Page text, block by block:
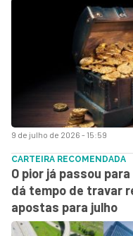
9 de julho de 2026 - 15:59
CARTEIRA RECOMENDADA
O pior já passou
dá tempo de travar
apostas para julho